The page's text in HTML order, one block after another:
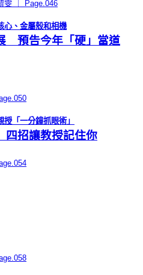
雯 ｜ Page.046
心、金屬殼和相機
預告今年「硬」當道
「一分鐘抓眼術」
招讓教授記住你